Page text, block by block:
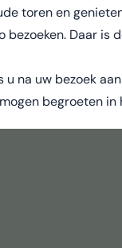
toren en
bezoeken. Daar
u na uw bezoek
begroeten in